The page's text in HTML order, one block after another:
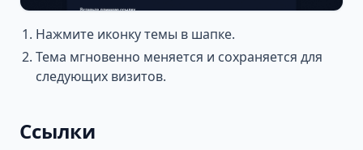
Нажмите иконку темы в шапке.
Тема мгновенно меняется и сохраняется для
следующих визитов.
Ссылки